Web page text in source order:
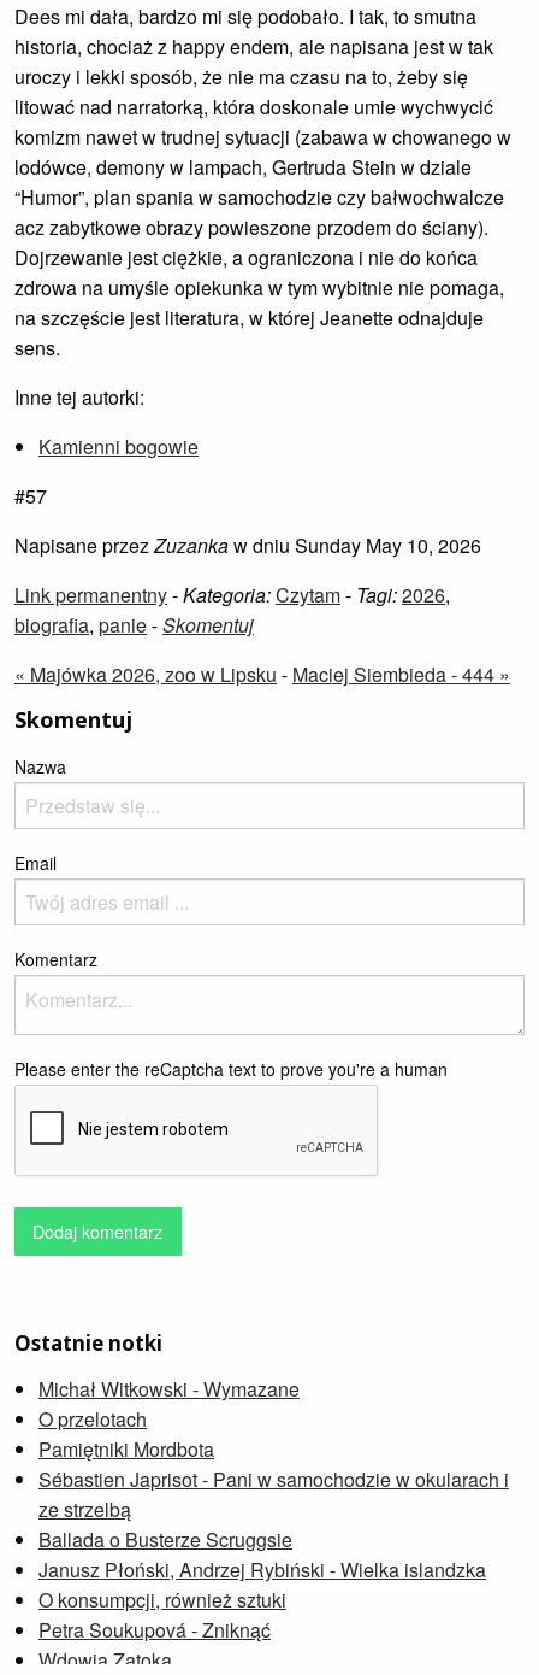
Dees mi dała, bardzo mi się podobało. I tak, to smutna
historia, chociaż z happy endem, ale napisana jest w tak
uroczy i lekki sposób, że nie ma czasu na to, żeby się
litować nad narratorką, która doskonale umie wychwycić
komizm nawet w trudnej sytuacji (zabawa w chowanego w
lodówce, demony w lampach, Gertruda Stein w dziale
“Humor”, plan spania w samochodzie czy bałwochwalcze
acz zabytkowe obrazy powieszone przodem do ściany).
Dojrzewanie jest ciężkie, a ograniczona i nie do końca
zdrowa na umyśle opiekunka w tym wybitnie nie pomaga,
na szczęście jest literatura, w której Jeanette odnajduje
sens.
Inne tej autorki:
Kamienni bogowie
#57
Napisane przezZuzankaw dniu Sunday May 10, 2026
Link permanentny-Kategoria:Czytam- Tagi:2026,
biografia, panie-Skomentuj
« Majówka 2026, zoo w Lipsku - Maciej Siembieda - 444 »
Skomentuj
Nazwa
Email
Komentarz
Please enter the reCaptcha text to prove you're a human
Dodaj komentarz
Ostatnie notki
Michał Witkowski - Wymazane
O przelotach
Pamiętniki Mordbota
Sébastien Japrisot - Pani w samochodzie w okularach i
ze strzelbą
Ballada o Busterze Scruggsie
Janusz Płoński, Andrzej Rybiński - Wielka islandzka
O konsumpcji, również sztuki
Petra Soukupová - Zniknąć
Wdowia Zatoka